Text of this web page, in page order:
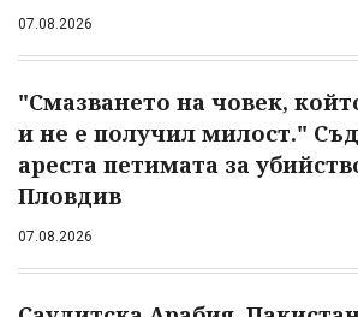
07.08.2026
"Смазването на човек,
и не е получил милост."
ареста петимата за
Пловдив
07.08.2026